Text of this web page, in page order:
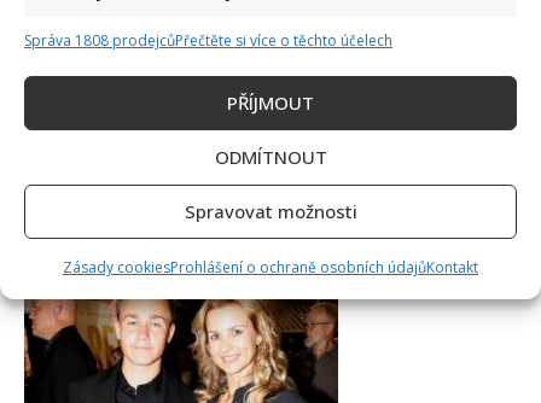
Správa 1808 prodejcůPřečtěte si více o těchto účelech
PŘÍJMOUT
ODMÍTNOUT
Spravovat možnosti
Zásady cookiesProhlášení o ochraně osobních údajůKontakt
Petr Macinka se pochlubil vzácnými fotkami své dcery z
oslavy narozenin: Fanoušci lichotí celé rodině